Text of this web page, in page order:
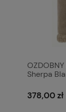
Sherpa
378,00 zł